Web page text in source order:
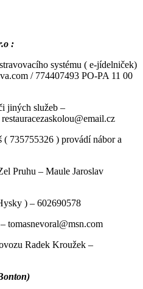
:
systému ( e-jídelniček)
/ 774407493 PO-PA 11 00
jiných služeb –
735755326 ) provádí nábor a
Pruhu – Maule Jaroslav
) – 602690578
tomasnevoral@msn.com
Radek Kroužek –